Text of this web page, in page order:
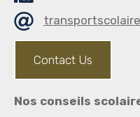
Contact Us
Nos conseils